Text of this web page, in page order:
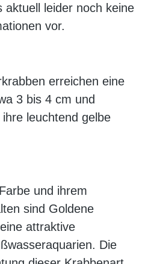
aktuell leider noch keine
vor.
erreichen eine
3 bis 4 cm und
leuchtend gelbe
und ihrem
sind Goldene
attraktive
Die